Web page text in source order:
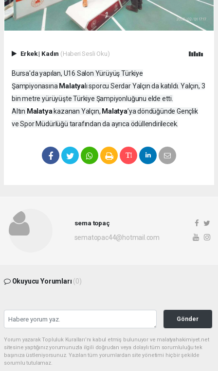
Erkek| Kadın (Haberi Sesli Oku)
Bursa'da yapılan, U16 Salon Yürüyüş Türkiye
Şampiyonasına Malatyalı sporcu Serdar Yalçın da katıldı. Yalçın, 3
bin metre yürüyüşte Türkiye Şampiyonluğunu elde etti.
Altın Malatyakazanan Yalçın, Malatya’ya döndüğünde Gençlik
ve Spor Müdürlüğü tarafından da ayrıca ödüllendirilecek.
sema topaç
sematopac44@hotmail.com
Okuyucu Yorumları (0)
Gönder
Yorum yazarak Topluluk Kuralları’nı kabul etmiş bulunuyor ve malatyahakimiyet.net
sitesine yaptığınız yorumunuzla ilgili doğrudan veya dolaylı tüm sorumluluğu tek
başınıza üstleniyorsunuz. Yazılan tüm yorumlardan site yönetimi hiçbir şekilde
sorumlu tutulamaz.